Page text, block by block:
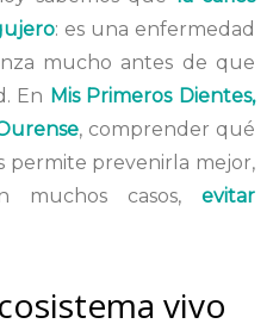
: es una enfermedad
mucho antes de que
En Mis Primeros Dientes,
, comprender qué
permite prevenirla mejor,
muchos casos, evitar
vivo